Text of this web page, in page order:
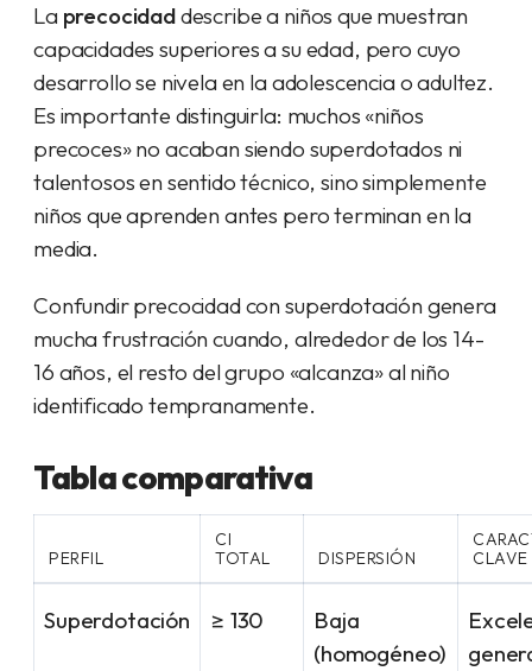
La precocidaddescribe a niños que muestran
capacidades superiores a su edad, pero cuyo
desarrollo se nivela en la adolescencia o adultez.
Es importante distinguirla: muchos «niños
precoces» no acaban siendo superdotados ni
talentosos en sentido técnico, sino simplemente
niños que aprenden antes pero terminan en la
media.
Confundir precocidad con superdotación genera
mucha frustración cuando, alrededor de los 14-
16 años, el resto del grupo «alcanza» al niño
identificado tempranamente.
Tabla comparativa
PERFIL
CI
TOTAL
DISPERSIÓN
CLAVE
Superdotación ≥ 130
Baja
(homogéneo)